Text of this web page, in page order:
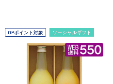
OPポイント対象 ソーシャルギフト